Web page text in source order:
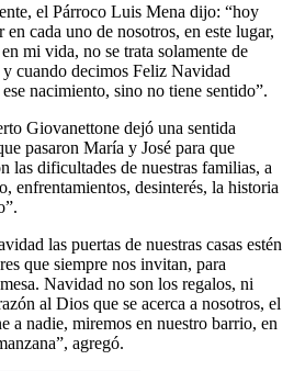
el Párroco Luis Mena dijo: “hoy
cada uno de nosotros, en este lugar,
mi vida, no se trata solamente de
cuando decimos Feliz Navidad
nacimiento, sino no tiene sentido”.
Giovanettone dejó una sentida
pasaron María y José para que
las dificultades de nuestras familias, a
enfrentamientos, desinterés, la historia
las puertas de nuestras casas estén
que siempre nos invitan, para
Navidad no son los regalos, ni
al Dios que se acerca a nosotros, el
a nadie, miremos en nuestro barrio, en
agregó.